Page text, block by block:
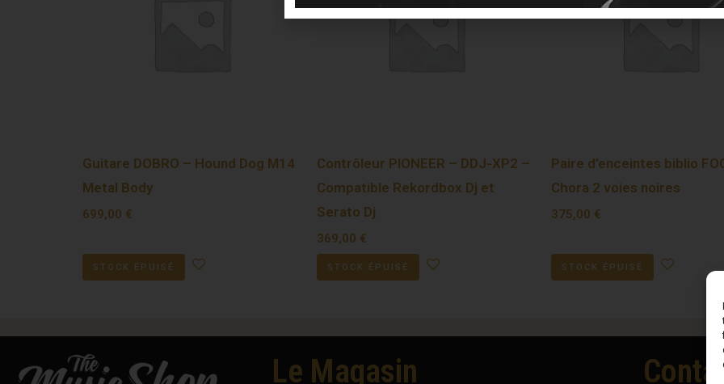
Guitare DOBRO – Hound Dog M14
Metal Body
699,00 €
STOCK ÉPUISÉ
Contrôleur PIONEER – DDJ-XP2 –
Compatible Rekordbox Dj et
Serato Dj
369,00 €
STOCK ÉPUISÉ
Paire d’enceintes biblio
Chora 2 voies noires
375,00 €
STOCK ÉPUISÉ
Le Magasin